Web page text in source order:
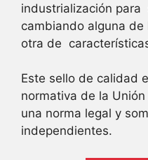
industrialización para
cambiando alguna
otra de
Este sello de calidad
normativa de la
una norma legal y
independientes.